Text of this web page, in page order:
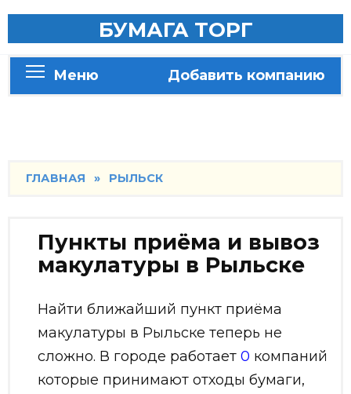
БУМАГА ТОРГ
Меню Добавить компанию
ГЛАВНАЯ » РЫЛЬСК
Пункты приёма и вывоз
макулатуры в Рыльске
Найти ближайший пункт приёма
макулатуры в Рыльске теперь не
сложно. В городе работает 0 компаний
которые принимают отходы бумаги,